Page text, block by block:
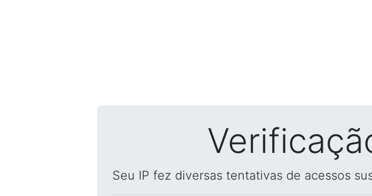
Seu IP fez diversas tentativas de acessos